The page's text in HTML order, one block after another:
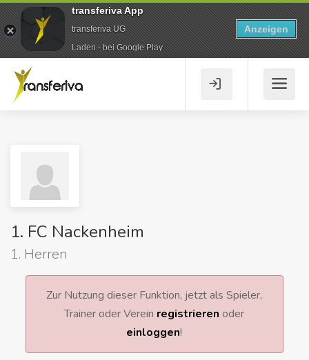
1. FC Nackenheim
1. Herren
Zur Nutzung dieser Funktion, jetzt als Spieler,
Trainer oder Verein registrieren oder
einloggen!
transferiva App
transferiva UG
Laden - bei Google Play
Anzeigen